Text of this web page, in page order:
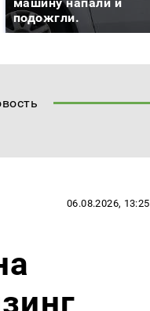
машину напали и
подожгли.
06.08.2026, 13:25